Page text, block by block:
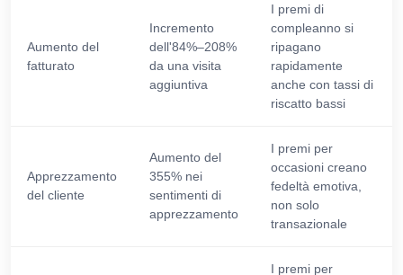
Aumento del
fatturato
Incremento
dell'84%–208%
da una visita
aggiuntiva
I premi di
compleanno si
ripagano
rapidamente
anche con tassi di
riscatto bassi
Apprezzamento
del cliente
Aumento del
355% nei
sentimenti di
apprezzamento
I premi per
occasioni creano
fedeltà emotiva,
non solo
transazionale
I premi per